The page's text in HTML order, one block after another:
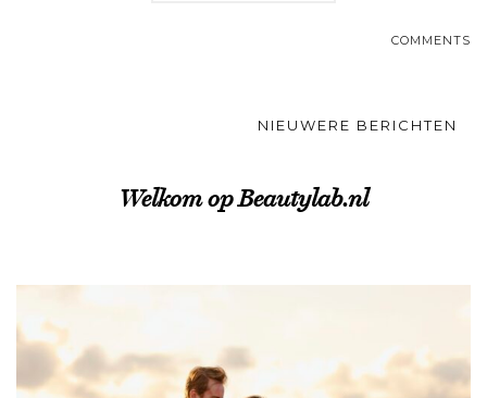
COMMENTS
NIEUWERE BERICHTEN
Welkom op Beautylab.nl